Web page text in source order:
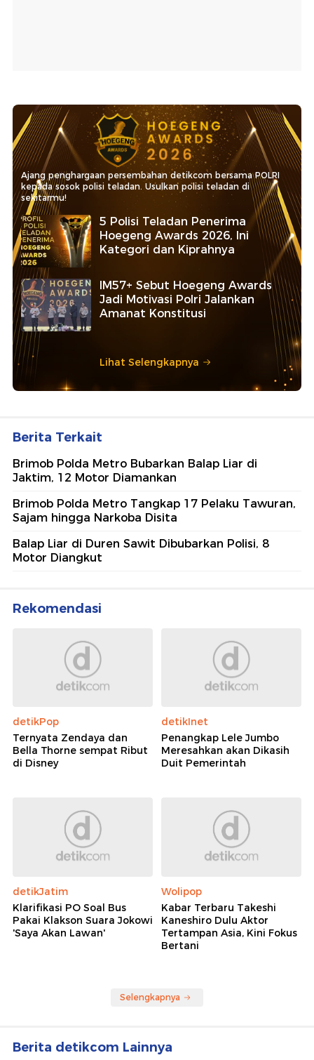
Ajang penghargaan persembahan detikcom bersama POLRI
kepada sosok polisi teladan. Usulkan polisi teladan di
sekitarmu!
5 Polisi Teladan Penerima
Hoegeng Awards 2026, Ini
Kategori dan Kiprahnya
IM57+ Sebut Hoegeng Awards
Jadi Motivasi Polri Jalankan
Amanat Konstitusi
Lihat Selengkapnya
Berita Terkait
Brimob Polda Metro Bubarkan Balap Liar di
Jaktim, 12 Motor Diamankan
Brimob Polda Metro Tangkap 17 Pelaku Tawuran,
Sajam hingga Narkoba Disita
Balap Liar di Duren Sawit Dibubarkan Polisi, 8
Motor Diangkut
Rekomendasi
detikPop
Ternyata Zendaya dan
Bella Thorne sempat Ribut
di Disney
detikInet
Penangkap Lele Jumbo
Meresahkan akan Dikasih
Duit Pemerintah
detikJatim
Klarifikasi PO Soal Bus
Pakai Klakson Suara Jokowi
'Saya Akan Lawan'
Wolipop
Kabar Terbaru Takeshi
Kaneshiro Dulu Aktor
Tertampan Asia, Kini Fokus
Bertani
Selengkapnya
Berita detikcom Lainnya